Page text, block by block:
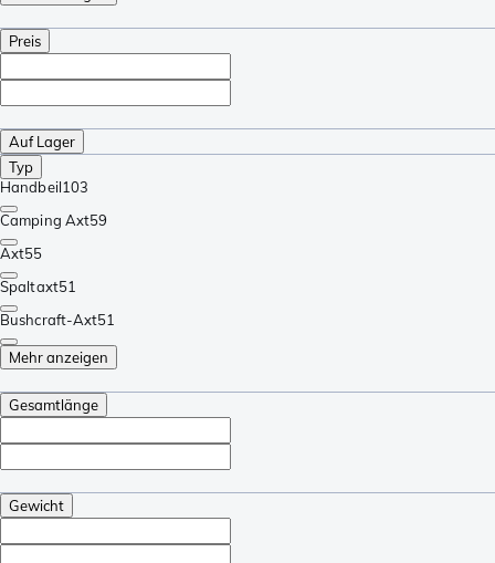
Preis
Auf Lager
Typ
Handbeil103
Camping Axt59
Axt55
Spaltaxt51
Bushcraft-Axt51
Mehr anzeigen
Gesamtlänge
Gewicht